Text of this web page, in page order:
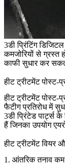
3डी प्रिंटिंग
कमजोरियों से ग्रस्त
काफी सुधार कर
हीट ट्रीटमेंट पोस्ट-
हीट ट्रीटमेंट पोस्ट-
फैटीग प्रतिरोध में
3डी प्रिंटेड पार्ट्स
हैं जिनका उपयोग
हीट ट्रीटमेंट वियर
1. आंतरिक तनाव